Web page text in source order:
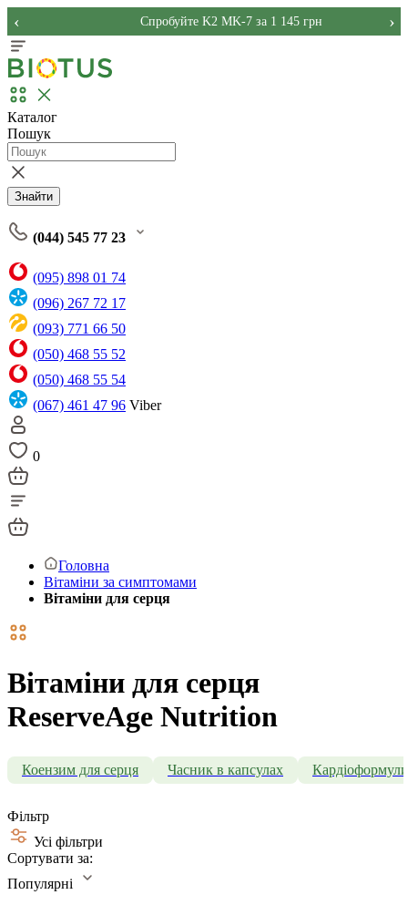
Спробуйте K2 MK-7 за 1 145 грн
‹ ›
Каталог
Пошук
Знайти
(044) 545 77 23
(095) 898 01 74
(096) 267 72 17
(093) 771 66 50
(050) 468 55 52
(050) 468 55 54
(067) 461 47 96 Viber
0
Головна
Вітаміни за симптомами
Вітаміни для серця
Вітаміни для серця
ReserveAge Nutrition
Коензим для серця Часник в капсулах Кардіоформули
Фільтр
Усі фільтри
Сортувати за:
Популярні